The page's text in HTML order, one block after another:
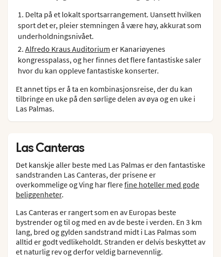
Delta på et lokalt sportsarrangement. Uansett hvilken
sport det er, pleier stemningen å være høy, akkurat som
underholdningsnivået.
Alfredo Kraus Auditorium er Kanariøyenes
kongresspalass, og her finnes det flere fantastiske saler
hvor du kan oppleve fantastiske konserter.
Et annet tips er å ta en kombinasjonsreise, der du kan
tilbringe en uke på den sørlige delen av øya og en uke i
Las Palmas.
Las Canteras
Det kanskje aller beste med Las Palmas er den fantastiske
sandstranden Las Canteras, der prisene er
overkommelige og Ving har flerefine hoteller med gode
beliggenheter.
Las Canteras er rangert som en av Europas beste
bystrender og til og med en av de beste i verden. En 3 km
lang, bred og gylden sandstrand midt i Las Palmas som
alltid er godt vedlikeholdt. Stranden er delvis beskyttet av
et naturlig rev og derfor veldig barnevennlig.